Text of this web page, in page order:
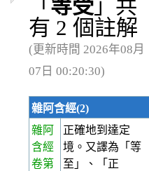
「 等受 」共
有 2 個註解
(更新時間 2026年08月
07日 00:20:30)
雜阿含經(2)
雜阿
含經
卷第
正確地到達定
境。又譯為「等
至」、「正